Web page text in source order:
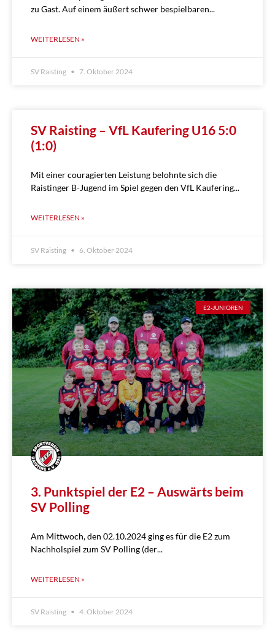
zu Gast. Auf einem äußert schwer bespielbaren
WEITERLESEN »
SV Raisting 7. Oktober 2024
SV Raisting – VfL Kaufering U16 5:0
(1:0)
Mit einer couragierten Leistung belohnte sich die
Raistinger B-Jugend im Spiel gegen den VfL Kaufering
WEITERLESEN »
SV Raisting 6. Oktober 2024
E2-JUNIOREN
3. Punktspiel der E2 – Auswärts beim
SV Polling
Am Mittwoch, den 02.10.2024 ging es für die E2 zum
Nachholspiel zum SV Polling (der
WEITERLESEN »
SV Raisting 4. Oktober 2024